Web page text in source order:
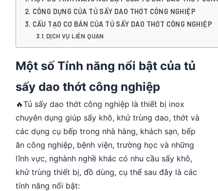
CÔNG DỤNG CỦA TỦ SẤY DAO THỚT CÔNG NGHIỆP
CẤU TẠO CƠ BẢN CỦA TỦ SẤY DAO THỚT CÔNG NGHIỆP
DỊCH VỤ LIÊN QUAN
Một số Tính năng nổi bật của tủ
sấy dao thớt công nghiệp
🔥Tủ sấy dao thớt công nghiệp là thiết bị inox
chuyên dụng giúp sấy khô, khử trùng dao, thớt và
các dụng cụ bếp trong nhà hàng, khách sạn, bếp
ăn công nghiệp, bệnh viện, trường học và những
lĩnh vực, nghành nghề khác có nhu cầu sấy khô,
khử trùng thiết bị, đồ dùng, cụ thể sau đây là các
tính năng nổi bật: